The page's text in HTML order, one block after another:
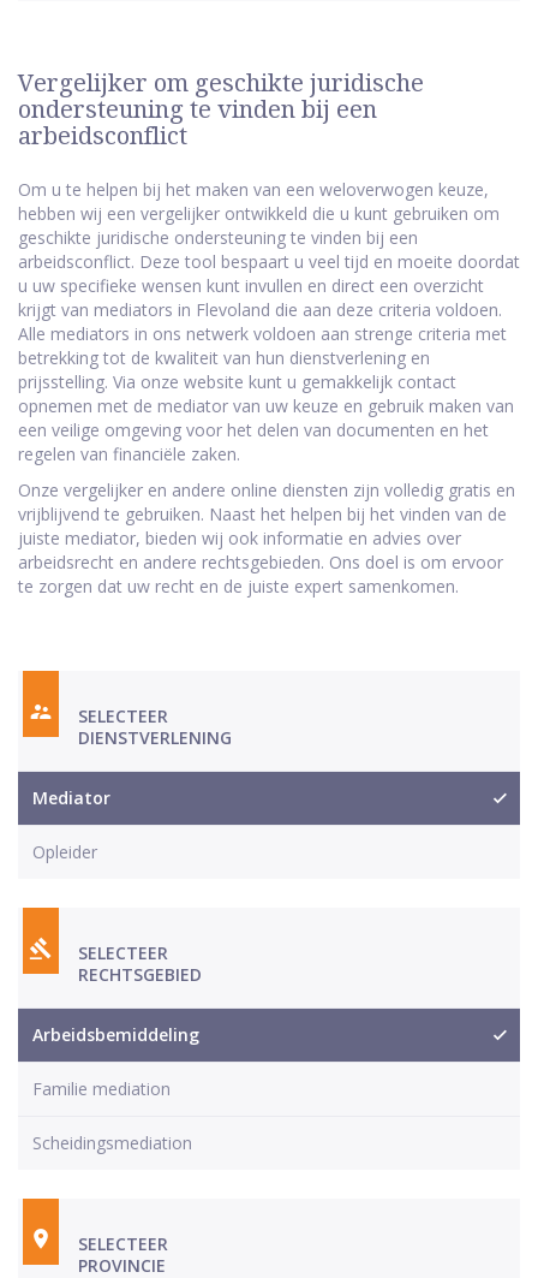
Vergelijker om geschikte juridische
ondersteuning te vinden bij een
arbeidsconflict
Om u te helpen bij het maken van een weloverwogen keuze,
hebben wij een vergelijker ontwikkeld die u kunt gebruiken om
geschikte juridische ondersteuning te vinden bij een
arbeidsconflict. Deze tool bespaart u veel tijd en moeite doordat
u uw specifieke wensen kunt invullen en direct een overzicht
krijgt van mediators in Flevoland die aan deze criteria voldoen.
Alle mediators in ons netwerk voldoen aan strenge criteria met
betrekking tot de kwaliteit van hun dienstverlening en
prijsstelling. Via onze website kunt u gemakkelijk contact
opnemen met de mediator van uw keuze en gebruik maken van
een veilige omgeving voor het delen van documenten en het
regelen van financiële zaken.
Onze vergelijker en andere online diensten zijn volledig gratis en
vrijblijvend te gebruiken. Naast het helpen bij het vinden van de
juiste mediator, bieden wij ook informatie en advies over
arbeidsrecht en andere rechtsgebieden. Ons doel is om ervoor
te zorgen dat uw recht en de juiste expert samenkomen.
SELECTEER
DIENSTVERLENING
Mediator
Opleider
SELECTEER
RECHTSGEBIED
Arbeidsbemiddeling
Familie mediation
Scheidingsmediation
SELECTEER
PROVINCIE